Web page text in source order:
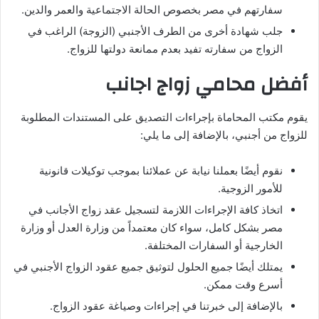
سفارتهم في مصر بخصوص الحالة الاجتماعية والعمر والدين.
جلب شهادة أخرى من الطرف الأجنبي (الزوجة) الراغب في
الزواج من سفارته تفيد بعدم ممانعة دولتها للزواج.
أفضل محامي زواج اجانب
يقوم مكتب المحاماة بإجراءات التصديق على المستندات المطلوبة
للزواج من أجنبي، بالإضافة إلى ما يلي:
نقوم أيضًا بعملنا نيابة عن عملائنا بموجب توكيلات قانونية
للأمور الزوجية.
اتخاذ كافة الإجراءات اللازمة لتسجيل عقد زواج الأجانب في
مصر بشكل كامل، سواء كان معتمداً من وزارة العدل أو وزارة
الخارجية أو السفارات المختلفة.
يمتلك أيضًا جميع الحلول لتوثيق جميع عقود الزواج الأجنبي في
أسرع وقت ممكن.
بالإضافة إلى خبرتنا في إجراءات وصياغة عقود الزواج.